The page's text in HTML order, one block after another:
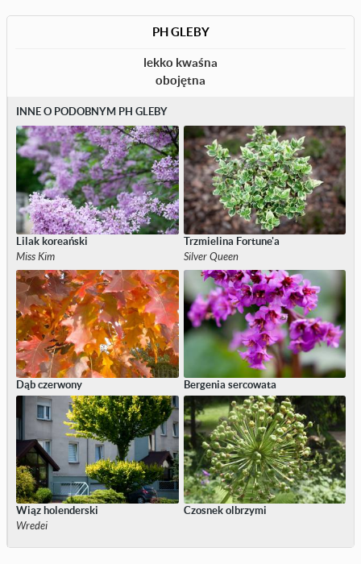
PH GLEBY
lekko kwaśna
obojętna
INNE O PODOBNYM PH GLEBY
Lilak koreański
Miss Kim
Trzmielina Fortune'a
Silver Queen
Dąb czerwony Bergenia sercowata
Wiąz holenderski
Wredei
Czosnek olbrzymi